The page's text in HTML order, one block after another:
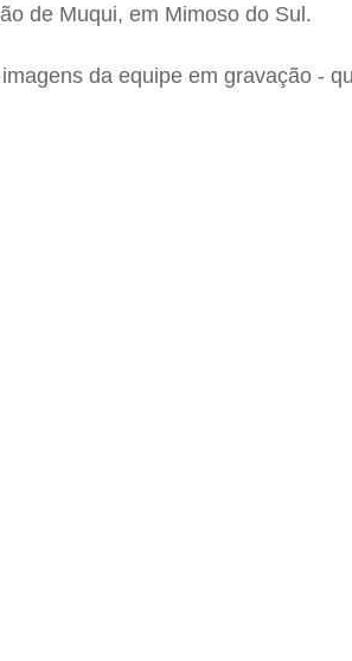
de Muqui, em Mimoso do Sul.
da equipe em gravação -